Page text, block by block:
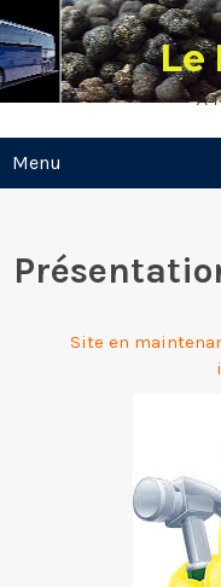
to
content
Le
A
Menu
Site en